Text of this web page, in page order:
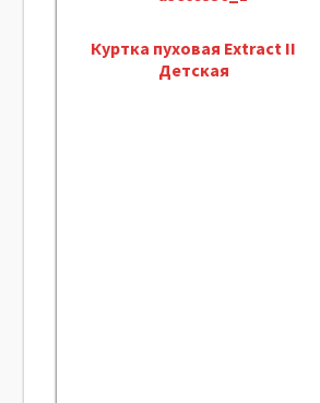
Куртка пуховая Extract II
Детская